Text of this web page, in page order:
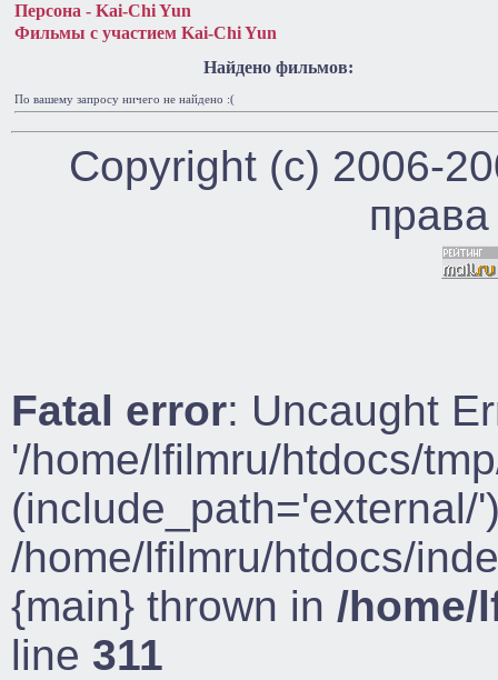
Персона - Kai-Chi Yun
Фильмы с участием Kai-Chi Yun
Найдено фильмов:
По вашему запросу ничего не найдено :(
Copyright (c) 2006-
Fatal error: Uncaught
'/home/lfilmru/htdocs/
(include_path='external/
/home/lfilmru/htdocs/
{main} thrown in /home/
line 311